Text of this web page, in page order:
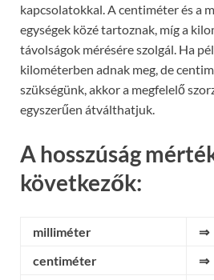
kapcsolatokkal. A centiméter és a
egységek közé tartoznak, míg a
távolságok mérésére szolgál. Ha
kilométerben adnak meg, de
szükségünk, akkor a megfelelő
egyszerűen átválthatjuk.
A hosszúság
következők:
milliméter ⇒
centiméter
⇒